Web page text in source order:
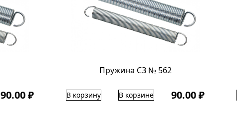
90.00 ₽
Пружина СЗ № 562
В корзину В корзине 90.00 ₽